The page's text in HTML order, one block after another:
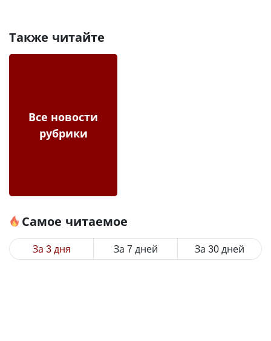
Также читайте
Все новости
рубрики
Самое читаемое
За 3 дня За 7 дней За 30 дней